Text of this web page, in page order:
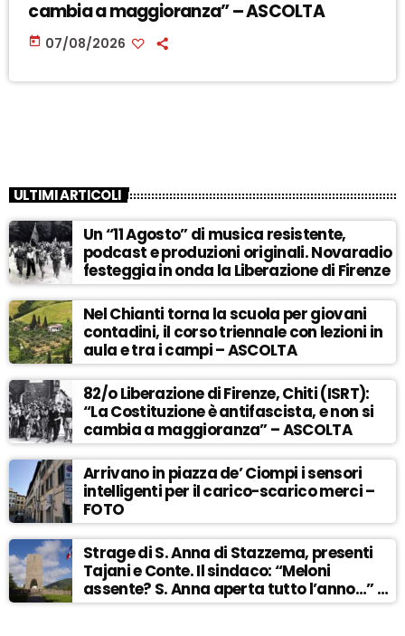
cambia a maggioranza” – ASCOLTA
today 07/08/2026
ULTIMI ARTICOLI
Un “11 Agosto” di musica resistente,
podcast e produzioni originali. Novaradio
festeggia in onda la Liberazione di Firenze
Nel Chianti torna la scuola per giovani
contadini, il corso triennale con lezioni in
aula e tra i campi – ASCOLTA
82/o Liberazione di Firenze, Chiti (ISRT):
“La Costituzione è antifascista, e non si
cambia a maggioranza” – ASCOLTA
Arrivano in piazza de’ Ciompi i sensori
intelligenti per il carico-scarico merci –
FOTO
Strage di S. Anna di Stazzema, presenti
Tajani e Conte. Il sindaco: “Meloni
assente? S. Anna aperta tutto l’anno…” –
ASCOLTA